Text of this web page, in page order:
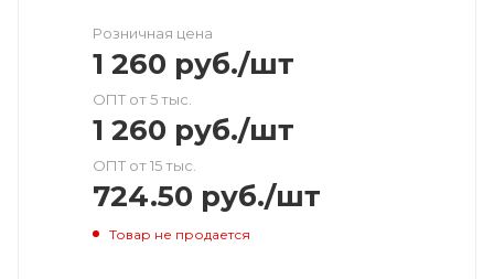
Розничная цена
1 260 руб./шт
ОПТ от 5 тыс.
1 260 руб./шт
ОПТ от 15 тыс.
724.50 руб./шт
Товар не продается